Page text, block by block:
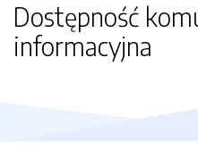
Dostępność
informacyjna